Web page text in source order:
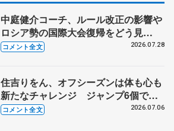
中庭健介コーチ、ルール改正の影響や
ロシア勢の国際大会復帰をどう見
る？ 中井亜美の今後の４年間に向け
コメント全文 2026.07.28
住吉りをん、オフシーズンは体も心も
新たなチャレンジ ジャンプ6個で充
実したプログラムに 【全日本シニア
コメント全文 2026.07.06